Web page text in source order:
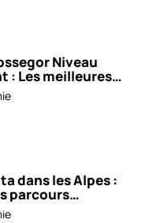
Niveau
: Les meilleures
dans les Alpes :
parcours
!